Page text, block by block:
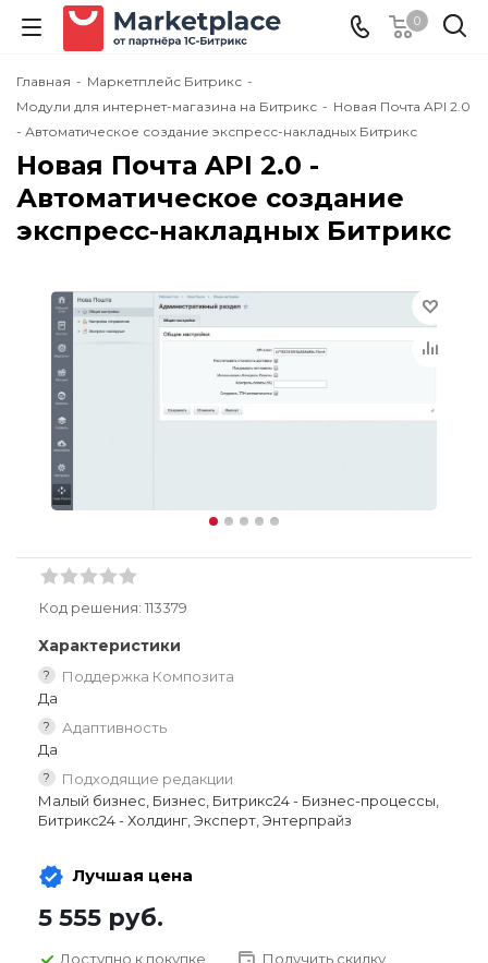
0
Главная - Маркетплейс Битрикс -
Модули для интернет-магазина на Битрикс - Новая Почта API 2.0
- Автоматическое создание экспресс-накладных Битрикс
Новая Почта API 2.0 -
Автоматическое создание
экспресс-накладных Битрикс
Код решения: 113379
Характеристики
?
Поддержка Композита
Да
?
Адаптивность
Да
?
Подходящие редакции
Малый бизнес, Бизнес, Битрикс24 - Бизнес-процессы,
Битрикс24 - Холдинг, Эксперт, Энтерпрайз
Лучшая цена
5 555 руб.
Доступно к покупке Получить скидку